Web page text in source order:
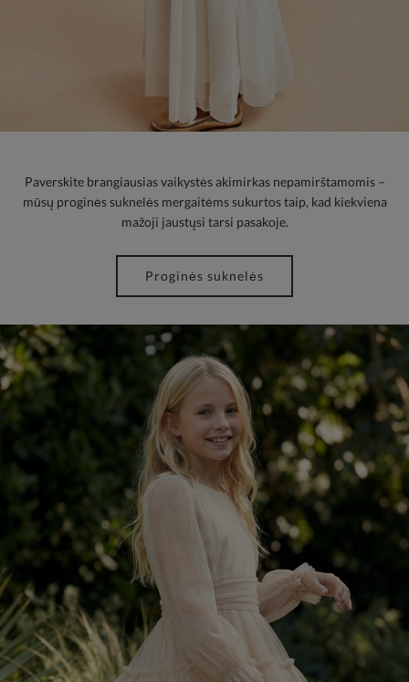
Paverskite brangiausias vaikystės akimirkas nepamirštamomis –
mūsų proginės suknelės mergaitėms sukurtos taip, kad kiekviena
mažoji jaustųsi tarsi pasakoje.
Proginės suknelės